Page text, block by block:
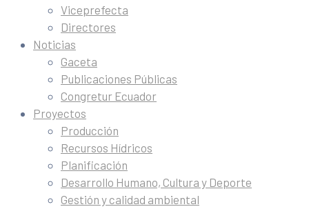
Viceprefecta
Directores
Noticias
Gaceta
Publicaciones Públicas
Congretur Ecuador
Proyectos
Producción
Recursos Hídricos
Planificación
Desarrollo Humano, Cultura y Deporte
Gestión y calidad ambiental